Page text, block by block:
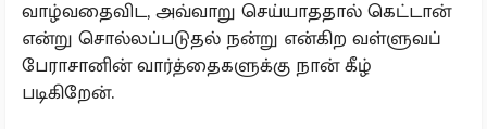
வாழ்வதைவிட, அவ்வாறு செய்யாததால் கெட்டான்
என்று சொல்லப்படுதல் நன்று என்கிற வள்ளுவப்
பேராசானின் வார்த்தைகளுக்கு நான் கீழ்
படிகிறேன்.